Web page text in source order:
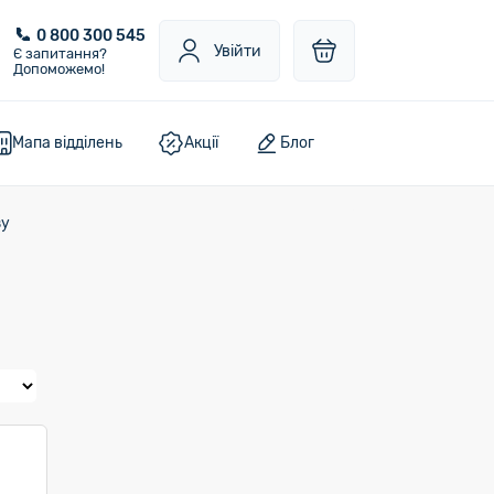
0 800 300 545
Є запитання?
Допоможемо!
Увійти
Мапа відділень Акції Блог